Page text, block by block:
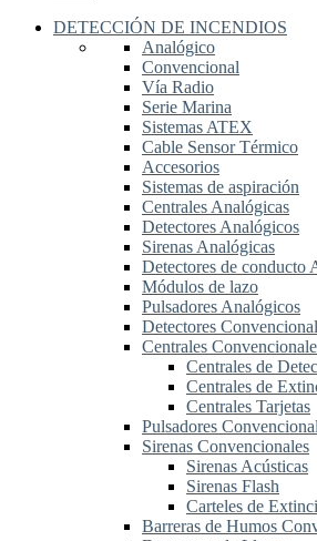
DETECCIÓN DE INCENDIOS
Analógico
Convencional
Vía Radio
Serie Marina
Sistemas ATEX
Cable Sensor Térmico
Accesorios
Sistemas de aspiración
Centrales Analógicas
Detectores Analógicos
Sirenas Analógicas
Detectores de conducto
Módulos de lazo
Pulsadores Analógicos
Detectores
Centrales
Centrales de
Centrales de
Centrales Tarjetas
Pulsadores
Sirenas Convencionales
Sirenas Acústicas
Sirenas Flash
Carteles de
Barreras de Humos